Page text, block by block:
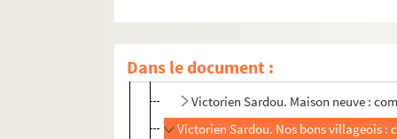
Dans le document :
Victorien Sardou. Don Quichotte:
Victorien Sardou. Les Pommes du
Victorien Sardou. La Famille
Victorien Sardou. Maison neuve :
Victorien Sardou. Nos bons villageois :